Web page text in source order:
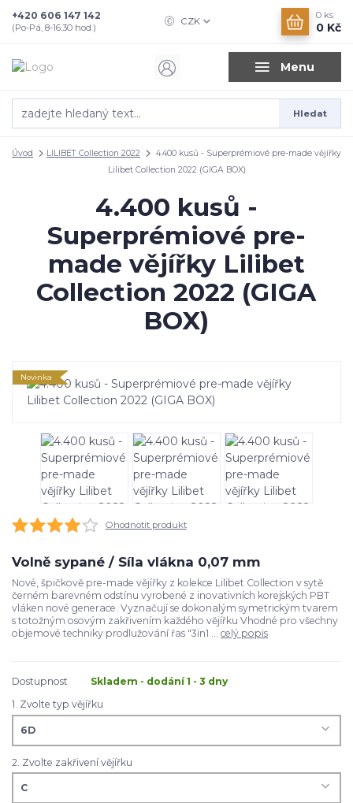
Menu
CZK
Hledat
+420 606 147 142
(Po-Pá, 8-16.30 hod.)
0 ks
0 Kč
Úvod LILIBET Collection 2022
4.400 kusů - Superprémiové pre-made vějířky
Lilibet Collection 2022 (GIGA BOX)
4.400 kusů -
Superprémiové pre-
made vějířky Lilibet
Collection 2022 (GIGA
BOX)
Novinka
Ohodnotit produkt
Volně sypané / Síla vlákna 0,07 mm
Nové, špičkově pre-made vějířky z kolekce Lilibet Collection v sytě
černém barevném odstínu vyrobené z inovativních korejských PBT
vláken nové generace. Vyznačují se dokonalým symetrickým tvarem
s totožným osovým zakřivením každého vějířku Vhodné pro všechny
objemové techniky prodlužování řas "3in1 ... celý popis
Dostupnost
Skladem - dodání 1 - 3 dny
1. Zvolte typ vějířku
2. Zvolte zakřivení vějířku